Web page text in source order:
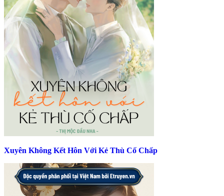
Xuyên Không Kết Hôn Với Kẻ Thù Cố Chấp